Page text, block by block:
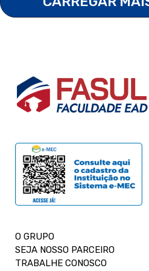
O GRUPO
SEJA NOSSO PARCEIRO
TRABALHE CONOSCO